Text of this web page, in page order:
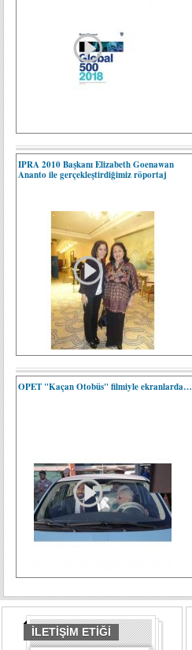
IPRA 2010 Başkanı Elizabeth Goenawan
Ananto ile gerçekleştirdiğimiz röportaj
OPET "Kaçan Otobüs" filmiyle ekranlarda…
İLETİŞİM ETİĞİ